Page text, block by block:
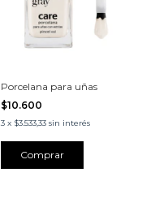
Porcelana para uñas
$10.600
3 x $3.533,33 sin interés